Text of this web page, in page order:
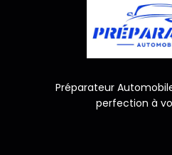
Préparateur
perfection à